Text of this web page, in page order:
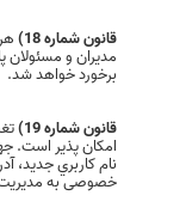
قانون شماره 18) هر
مديران و مسئولان
برخورد خواهد شد.
قانون شماره 19)
امکان پذیر است.
نام كاربري جديد،
خصوصی به مدیریت